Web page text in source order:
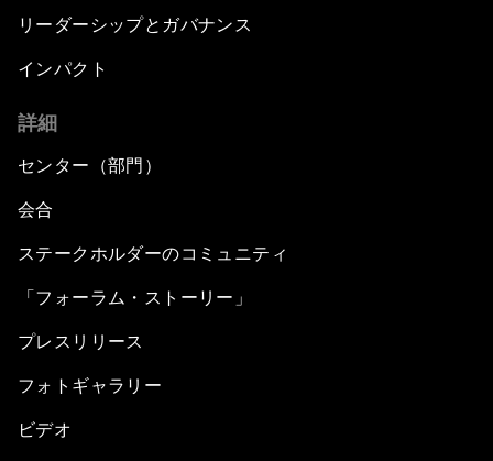
リーダーシップとガバナンス
インパクト
詳細
センター（部門）
会合
ステークホルダーのコミュニティ
「フォーラム・ストーリー」
プレスリリース
フォトギャラリー
ビデオ